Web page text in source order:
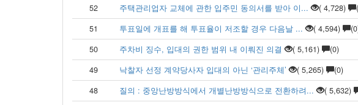
52
주택관리업자 교체에 관한 입주민 동의서를 받아 이... ( 4,728)
51
투표일에 개표를 해 투표율이 저조할 경우 다음날 ... ( 4,594)
50
주차비 징수, 입대의 권한 범위 내 이뤄진 의결 ( 5,161) (0)
49
낙찰자 선정 계약당사자 입대의 아닌 ‘관리주체’ ( 5,265) (0)
48
질의 : 중앙난방방식에서 개별난방방식으로 전환하려... ( 5,632)